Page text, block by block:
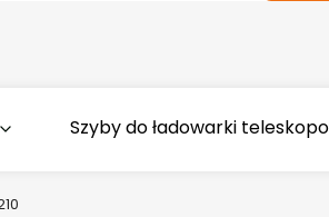
Szyby do ładowarki